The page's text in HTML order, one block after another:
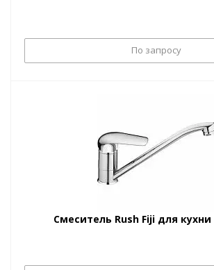
По запросу
Смеситель Rush Fiji для кухни